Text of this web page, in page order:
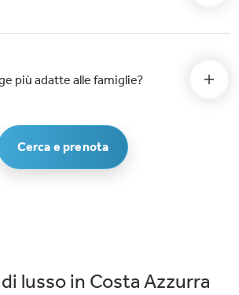
più adatte alle famiglie?
Cerca e prenota
lusso in Costa Azzurra